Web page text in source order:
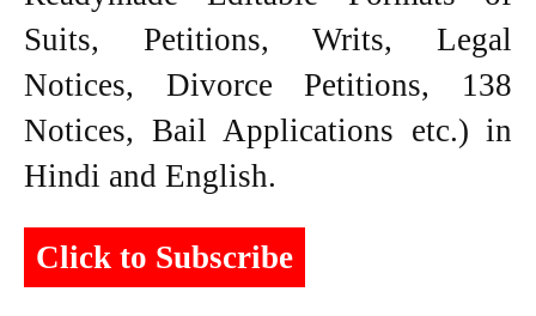
Suits, Petitions, Writs, Legal
Notices, Divorce Petitions, 138
Notices, Bail Applications etc.) in
Hindi and English.
Click to Subscribe